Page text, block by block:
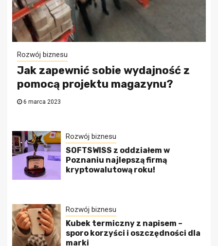
Rozwój biznesu
Jak zapewnić sobie wydajność z
pomocą projektu magazynu?
6 marca 2023
Rozwój biznesu
SOFTSWISS z oddziałem w
Poznaniu najlepszą firmą
kryptowalutową roku!
Rozwój biznesu
Kubek termiczny z napisem –
sporo korzyści i oszczędności dla
marki